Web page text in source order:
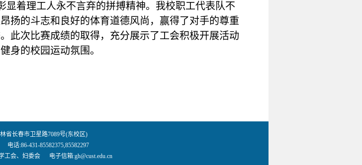
显着理工人永不言弃的拼搏精神。我校职工代表队不
扬的斗志和良好的体育道德风尚，赢得了对手的尊重
此次比赛成绩的取得，充分展示了工会积极开展活动
身的校园运动氛围。
省长春市卫星路7089号(东校区)
电话:86-431-85582375,85582297
工会、妇委会 电子信箱:gh@cust.edu.cn